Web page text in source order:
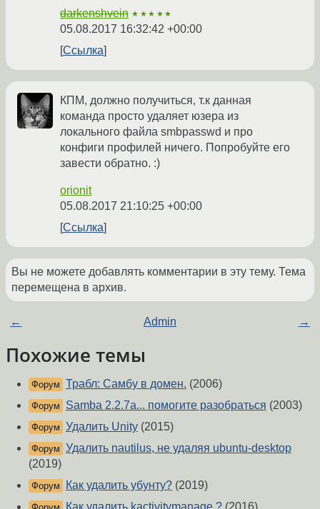
darkenshvein ★★★★★
05.08.2017 16:32:42 +00:00
Ссылка
КПМ, должно получиться, т.к данная
команда просто удаляет юзера из
локального файла smbpasswd и про
конфиги профилей ничего. Попробуйте его
завести обратно. :)
orionit
05.08.2017 21:10:25 +00:00
Ссылка
Вы не можете добавлять комментарии в эту тему. Тема
перемещена в архив.
← Admin →
Похожие темы
Форум Трабл: Самбу в домен. (2006)
Форум Samba 2.2.7a... помогите разобраться (2003)
Форум Удалить Unity (2015)
Форум Удалить nautilus, не удаляя ubuntu-desktop
(2019)
Форум Как удалить убунту? (2019)
Как удалить kactivitymanage ? (2016)